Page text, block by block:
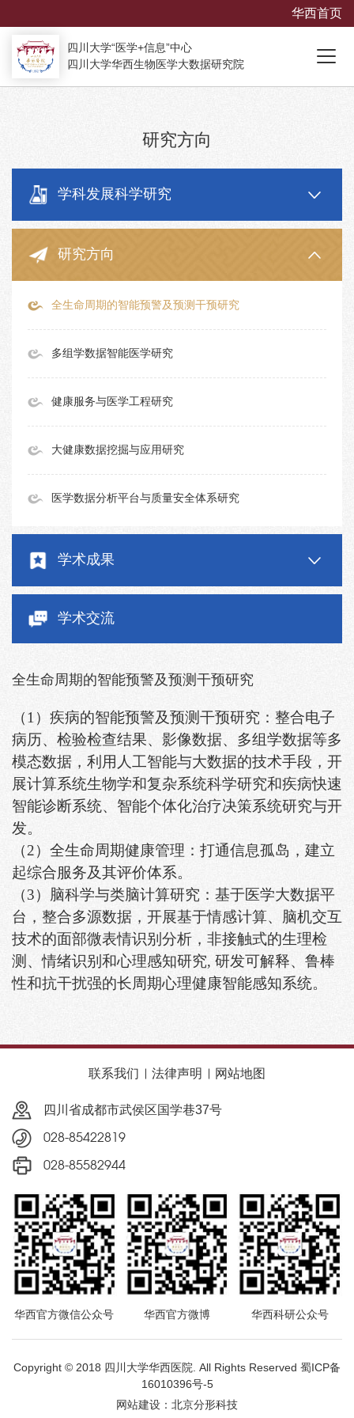
华西首页
四川大学“医学+信息”中心
四川大学华西生物医学大数据研究院
研究方向
学科发展科学研究
研究方向
全生命周期的智能预警及预测干预研究
多组学数据智能医学研究
健康服务与医学工程研究
大健康数据挖掘与应用研究
医学数据分析平台与质量安全体系研究
学术成果
学术交流
全生命周期的智能预警及预测干预研究
（1 ）疾病的智能预警及预测干预研究：整合电子
病历、检验检查结果、影像数据、多组学数据等多
模态数据，利用人工智能与大数据的技术手段，开
展计算系统生物学和复杂系统科学研究和疾病快速
智能诊断系统、智能个体化治疗决策系统研究与开
发。
（2）全生命周期健康管理：打通信息孤岛，建立
起综合服务及其评价体系。
（3）脑科学与类脑计算研究：基于医学大数据平
台，整合多源数据，开展基于情感计算、脑机交互
技术的面部微表情识别分析，非接触式的生理检
测、情绪识别和心理感知研究, 研发可解释、鲁棒
性和抗干扰强的长周期心理健康智能感知系统。
联系我们 法律声明 网站地图
四川省成都市武侯区国学巷37号
028-85422819
028-85582944
华西官方微信公众号 华西官方微博 华西科研公众号
Copyright © 2018 四川大学华西医院. All Rights Reserved 蜀ICP备
16010396号-5
网站建设 ： 北京分形科技